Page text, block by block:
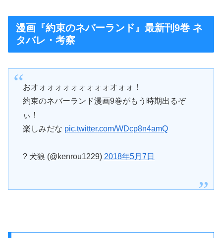
漫画『約束のネバーランド』最新刊9巻 ネ
タバレ・考察
おオォォォォォォォォォオォォ！
約束のネバーランド漫画9巻がもう時期出るぞ
ぃ！
楽しみだな pic.twitter.com/WDcp8n4amQ
? 犬狼 (@kenrou1229) 2018年5月7日